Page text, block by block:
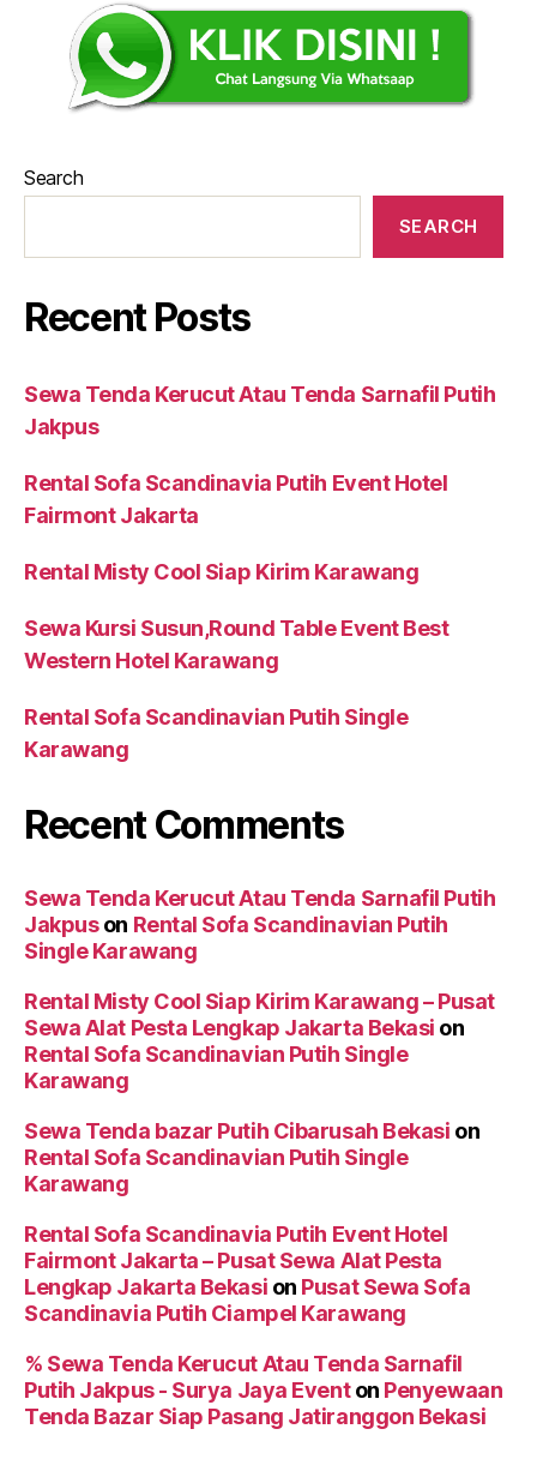
Search
SEARCH
Recent Posts
Sewa Tenda Kerucut Atau Tenda Sarnafil Putih
Jakpus
Rental Sofa Scandinavia Putih Event Hotel
Fairmont Jakarta
Rental Misty Cool Siap Kirim Karawang
Sewa Kursi Susun,Round Table Event Best
Western Hotel Karawang
Rental Sofa Scandinavian Putih Single
Karawang
Recent Comments
Sewa Tenda Kerucut Atau Tenda Sarnafil Putih
Jakpuson Rental Sofa Scandinavian Putih
Single Karawang
Rental Misty Cool Siap Kirim Karawang – Pusat
Sewa Alat Pesta Lengkap Jakarta Bekasi on
Rental Sofa Scandinavian Putih Single
Karawang
Sewa Tenda bazar Putih Cibarusah Bekasi on
Rental Sofa Scandinavian Putih Single
Karawang
Rental Sofa Scandinavia Putih Event Hotel
Fairmont Jakarta – Pusat Sewa Alat Pesta
Lengkap Jakarta Bekasi on Pusat Sewa Sofa
Scandinavia Putih Ciampel Karawang
% Sewa Tenda Kerucut Atau Tenda Sarnafil
Putih Jakpus - Surya Jaya Eventon Penyewaan
Tenda Bazar Siap Pasang Jatiranggon Bekasi